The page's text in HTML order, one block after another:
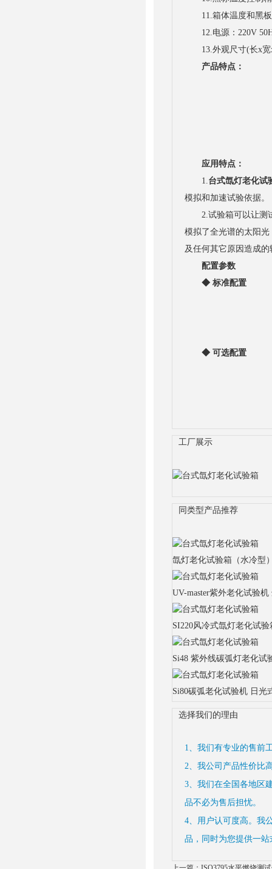
11.箱体温度和黑板
12.电源：220V
13.外观尺寸(长x宽x
产品特点：
应用特点：
1.台式氙灯老化试
模拟和加速试验依据。
2.试验箱可以让测试
模拟了全光谱的太阳
及任何其它原因造成
配置参数
◆ 标准配置
◆ 可选配置
工厂展示
同类型产品推荐
氙灯老化试验箱（水冷型
UV-master紫外老化试验
SI220风冷式氙灯老化试
Si48 紫外线碳弧灯老化试
Si80碳弧老化试验机 日光
选择我们的理由
1、我们有专业的售前
2、我公司产品性价比
3、我们在全国各地区
品不必为售后担忧。
4、用户认可度高。我
品，同时为您提供一